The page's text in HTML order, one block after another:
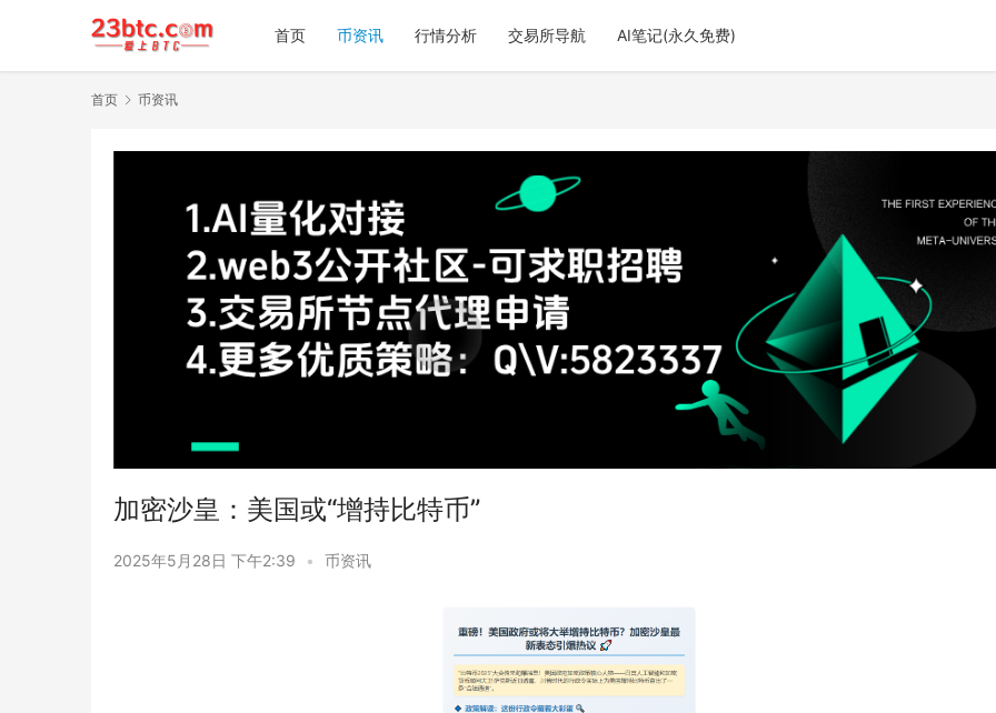
首页 币资讯 行情分析 交易所导航 AI笔记(永久免费)
首页 币资讯
加密沙皇：美国或“增持比特币”
2025年5月28日 下午2:39 • 币资讯